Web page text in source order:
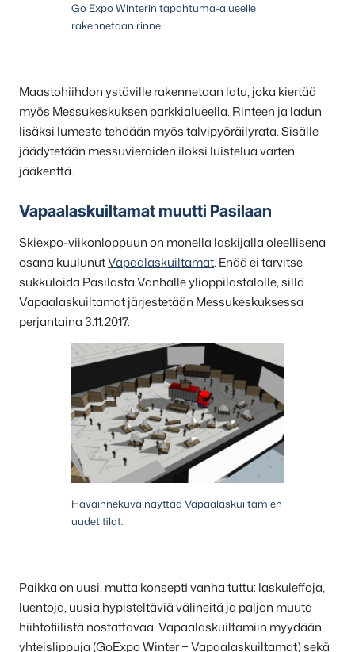
Go Expo Winterin tapahtuma-alueelle
rakennetaan rinne.
Maastohiihdon ystäville rakennetaan latu, joka kiertää
myös Messukeskuksen parkkialueella. Rinteen ja ladun
lisäksi lumesta tehdään myös talvipyöräilyrata. Sisälle
jäädytetään messuvieraiden iloksi luistelua varten
jääkenttä.
Vapaalaskuiltamat muutti Pasilaan
Skiexpo-viikonloppuun on monella laskijalla oleellisena
osana kuulunutVapaalaskuiltamat. Enää ei tarvitse
sukkuloida Pasilasta Vanhalle ylioppilastalolle, sillä
Vapaalaskuiltamat järjestetään Messukeskuksessa
perjantaina 3.11.2017.
Havainnekuva näyttää Vapaalaskuiltamien
uudet tilat.
Paikka on uusi, mutta konsepti vanha tuttu: laskuleffoja,
luentoja, uusia hypisteltäviä välineitä ja paljon muuta
hiihtofiilistä nostattavaa. Vapaalaskuiltamiin myydään
yhteislippuja (GoExpo Winter + Vapaalaskuiltamat) sekä